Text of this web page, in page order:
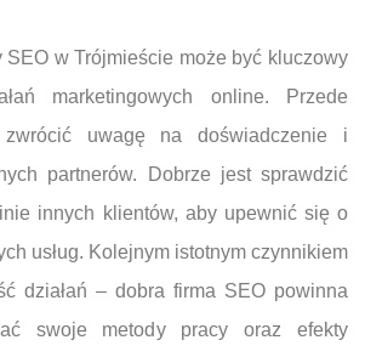
w Trójmieście może być kluczowy
marketingowych online. Przede
uwagę na doświadczenie i
partnerów. Dobrze jest sprawdzić
innych klientów, aby upewnić się o
usług. Kolejnym istotnym czynnikiem
działań – dobra firma SEO powinna
swoje metody pracy oraz efekty